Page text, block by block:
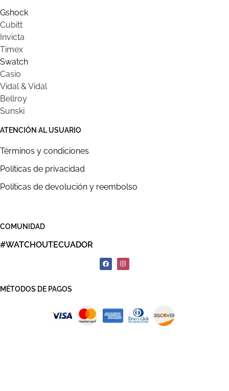
Gshock
Cubitt
Invicta
Timex
Swatch
Casio
Vidal & Vidal
Bellroy
Sunski
ATENCIÓN AL USUARIO
Términos y condiciones
Políticas de privacidad
Políticas de devolución y reembolso
COMUNIDAD
#WATCHOUTECUADOR
MÉTODOS DE PAGOS